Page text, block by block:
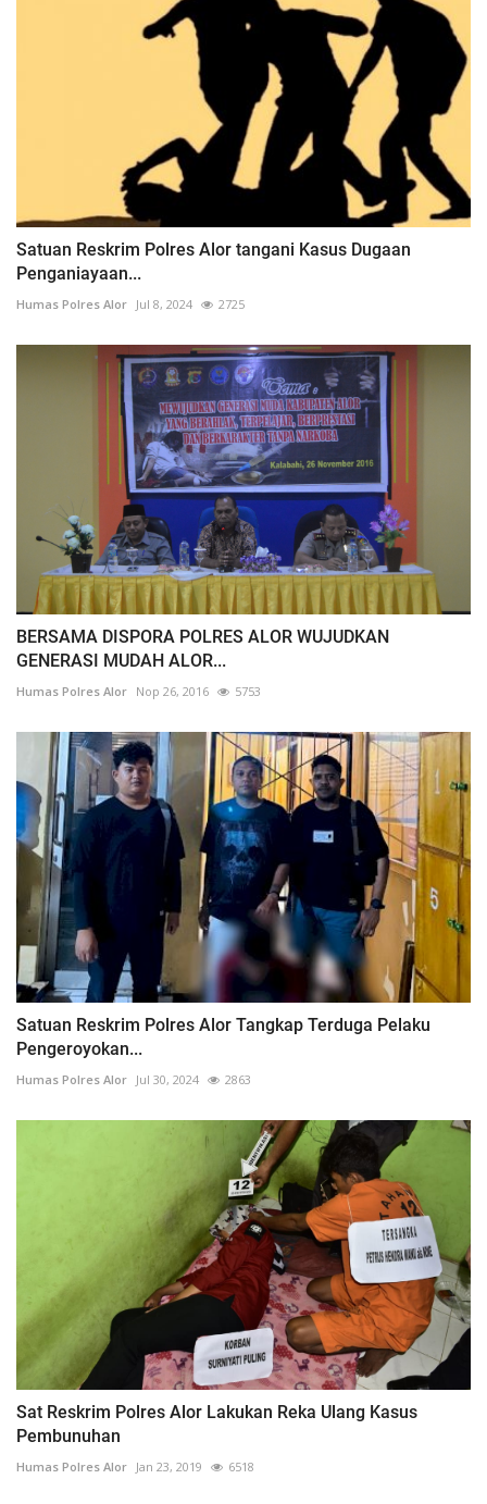
Satuan Reskrim Polres Alor tangani Kasus Dugaan
Penganiayaan...
Humas Polres Alor Jul 8, 2024 2725
BERSAMA DISPORA POLRES ALOR WUJUDKAN
GENERASI MUDAH ALOR...
Humas Polres Alor Nop 26, 2016 5753
Satuan Reskrim Polres Alor Tangkap Terduga Pelaku
Pengeroyokan...
Humas Polres Alor Jul 30, 2024 2863
Sat Reskrim Polres Alor Lakukan Reka Ulang Kasus
Pembunuhan
Humas Polres Alor Jan 23, 2019 6518